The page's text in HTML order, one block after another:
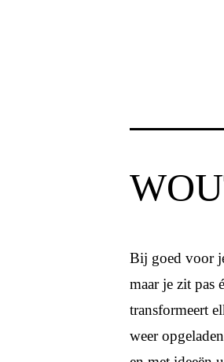
Bij goed voor
maar je zit pas
transformeert
weer